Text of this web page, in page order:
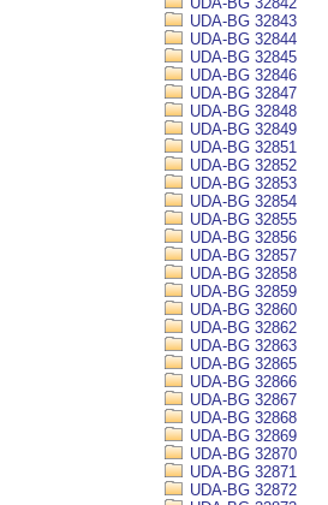
UDA-BG 32843
UDA-BG 32844
UDA-BG 32845
UDA-BG 32846
UDA-BG 32847
UDA-BG 32848
UDA-BG 32849
UDA-BG 32851
UDA-BG 32852
UDA-BG 32853
UDA-BG 32854
UDA-BG 32855
UDA-BG 32856
UDA-BG 32857
UDA-BG 32858
UDA-BG 32859
UDA-BG 32860
UDA-BG 32862
UDA-BG 32863
UDA-BG 32865
UDA-BG 32866
UDA-BG 32867
UDA-BG 32868
UDA-BG 32869
UDA-BG 32870
UDA-BG 32871
UDA-BG 32872